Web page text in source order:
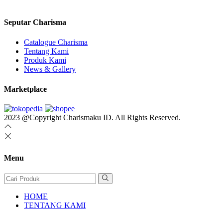
Seputar Charisma
Catalogue Charisma
Tentang Kami
Produk Kami
News & Gallery
Marketplace
2023 @Copyright Charismaku ID. All Rights Reserved.
Menu
HOME
TENTANG KAMI